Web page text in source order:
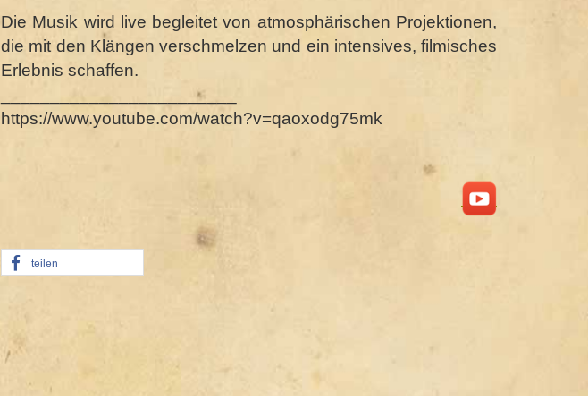
Die Musik wird live begleitet von atmosphärischen Projektionen,
die mit den Klängen verschmelzen und ein intensives, filmisches
Erlebnis schaffen.
________________________
https://www.youtube.com/watch?v=qaoxodg75mk
teilen